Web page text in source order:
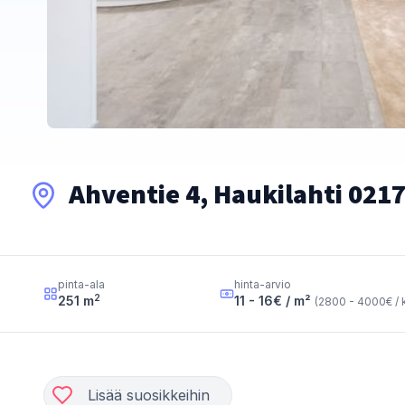
Ahventie 4, Haukilahti
pinta-ala
251 m2
hinta-arvio
11 - 16€ / m² (2800 - 4000€ /
Lisää suosikkeihin